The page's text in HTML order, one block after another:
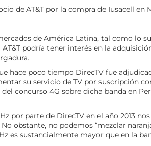
de AT&T por la compra de Iusacell en
de América Latina, tal como lo
podría tener interés en la
hace poco tiempo DirecTV fue
su servicio de TV por suscripción
concurso 4G sobre dicha banda en
por parte de DirecTV en el año 2013
obstante, no podemos “mezclar
es sustancialmente mayor que en la